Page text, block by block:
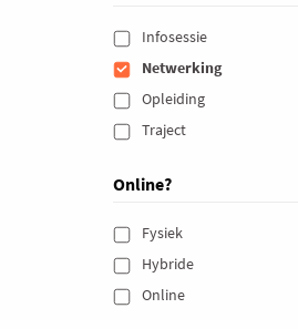
Infosessie
Netwerking
Opleiding
Traject
Online?
Fysiek
Hybride
Online